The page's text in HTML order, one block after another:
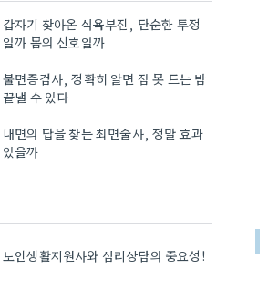
갑자기 찾아온 식욕부진, 단순한 투정
일까 몸의 신호일까
불면증검사, 정확히 알면 잠 못 드는 밤
끝낼 수 있다
내면의 답을 찾는 최면술사, 정말 효과
있을까
노인생활지원사와 심리상담의 중요성!